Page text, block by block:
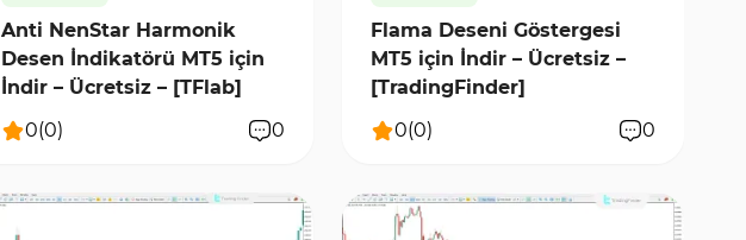
Anti NenStar Harmonik
Desen İndikatörü MT5 için
İndir – Ücretsiz – [TFlab]
0(0) 0
Flama Deseni Göstergesi
MT5 için İndir – Ücretsiz –
[TradingFinder]
0(0) 0